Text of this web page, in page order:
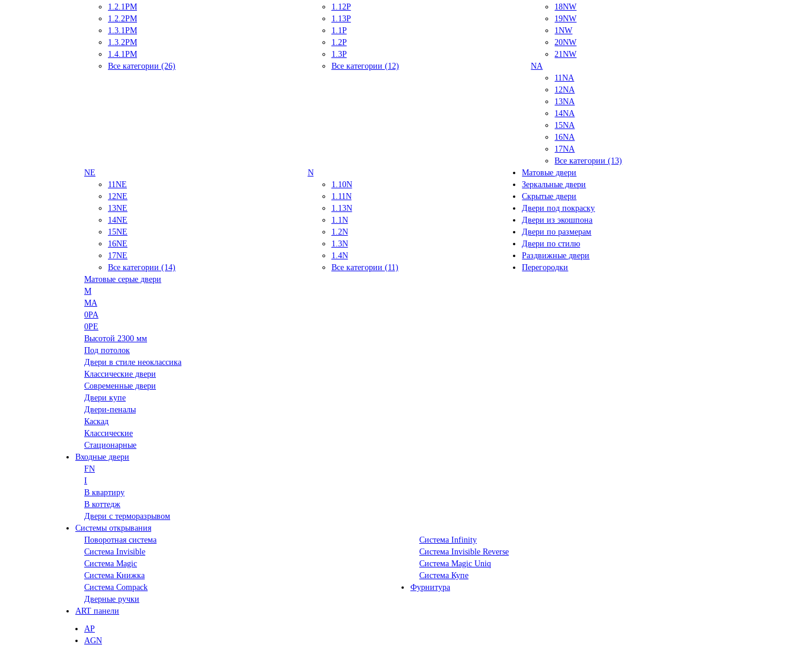
1.2.1PM
1.2.2PM
1.3.1PM
1.3.2PM
1.4.1PM
Все категории (26)
1.12P
1.13P
1.1P
1.2P
1.3P
Все категории (12)
18NW
19NW
1NW
20NW
21NW
NA
11NA
12NA
13NA
14NA
15NA
16NA
17NA
Все категории (13)
NE
11NE
12NE
13NE
14NE
15NE
16NE
17NE
Все категории (14)
N
1.10N
1.11N
1.13N
1.1N
1.2N
1.3N
1.4N
Все категории (11)
Матовые двери
Матовые серые двери
Зеркальные двери
M
MA
Скрытые двери
0PA
0PE
Двери под покраску
Двери из экошпона
Двери по размерам
Высотой 2300 мм
Под потолок
Двери по стилю
Двери в стиле неоклассика
Классические двери
Современные двери
Раздвижные двери
Двери купе
Двери-пеналы
Перегородки
Каскад
Классические
Стационарные
Входные двери
FN
I
В квартиру
В коттедж
Двери с терморазрывом
Системы открывания
Поворотная система
Система Infinity
Система Invisible
Система Invisible Reverse
Система Magic
Система Magic Uniq
Система Книжка
Система Купе
Система Compack
Фурнитура
Дверные ручки
ART панели
AP
AGN